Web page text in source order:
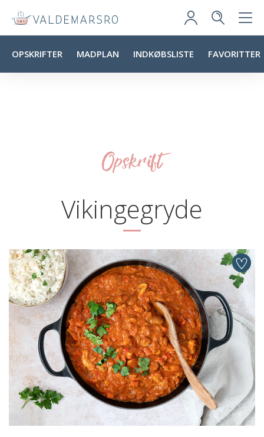
OPSKRIFTER MADPLAN INDKØBSLISTE FAVORITTER
Opskrift
Vikingegryde